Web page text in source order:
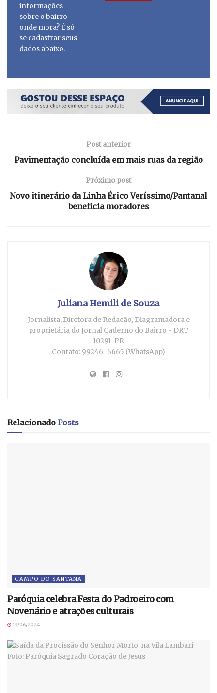
informações
sobre o bairro
onde mora? É só
se cadastrar seus
dados abaixo.
Post anterior
Pavimentação concluída em mais ruas da região
Próximo post
Novo itinerário da Linha Érico Veríssimo/Pantanal
beneficia moradores
Juliana Hemili de Souza
Jornalista, Diretora de Redação, Diagramadora e
proprietária do Jornal Caderno do Bairro - DRT
10291-PR
Contato: 99246-6665 (WhatsApp)
Relacionado Posts
CAMPO DO SANTANA
Paróquia celebra Festa do Padroeiro com
Novenário e atrações culturais
19/06/2024